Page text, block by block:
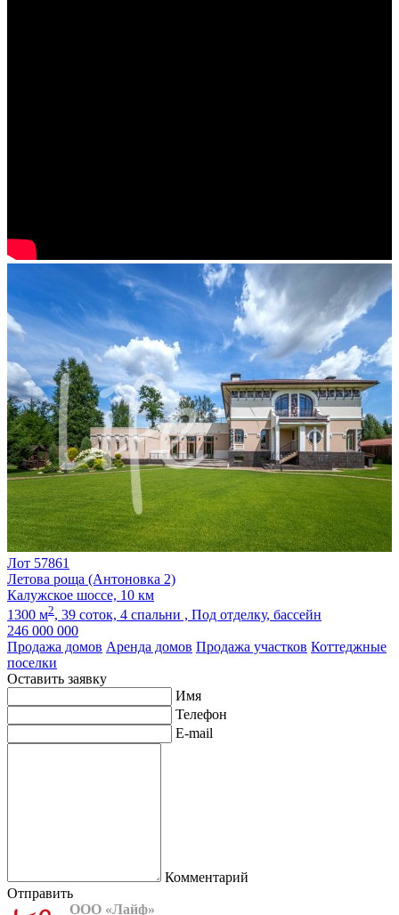
Лот 57861
Летова роща (Антоновка 2)
Калужское шоссе, 10 км
1300 м2, 39 соток, 4 спальни , Под отделку, бассейн
246 000 000
Продажа домов Аренда домов Продажа участков Коттеджные
поселки
Оставить заявку
Имя
Телефон
E-mail
Комментарий
Отправить
ООО «Лайф»